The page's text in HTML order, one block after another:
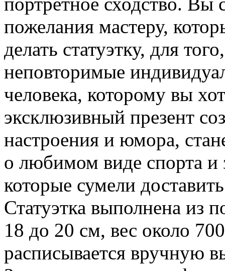
пожелания мастеру,
делать статуэтку, для
неповторимые
человека, которому вы
эксклюзивный презент
настроения и юмора,
о любимом виде спорта и
которые сумели
Статуэтка выполнена из
18 до 20 см, вес около
расписывается вручную